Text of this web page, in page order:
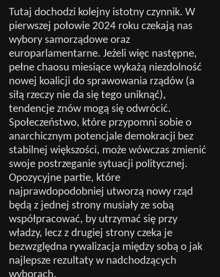
Tutaj dochodzi kolejny istotny czynnik. W
pierwszej połowie 2024 roku czekają nas
wybory samorządowe oraz
europarlamentarne. Jeżeli więc następne,
pełne chaosu miesiące wykażą niezdolność
nowej koalicji do sprawowania rządów (a
siłą rzeczy nie da się tego uniknąć),
tendencje znów mogą się odwrócić.
Społeczeństwo, które przypomni sobie o
anarchicznym potencjale demokracji bez
stabilnej większości, może wówczas zmienić
swoje postrzeganie sytuacji politycznej.
Opozycyjne partie, które
najprawdopodobniej utworzą nowy rząd
będą z jednej strony musiały ze sobą
współpracować, by utrzymać się przy
władzy, lecz z drugiej strony czeka je
bezwzględna rywalizacja między sobą o jak
najlepsze rezultaty w nadchodzących